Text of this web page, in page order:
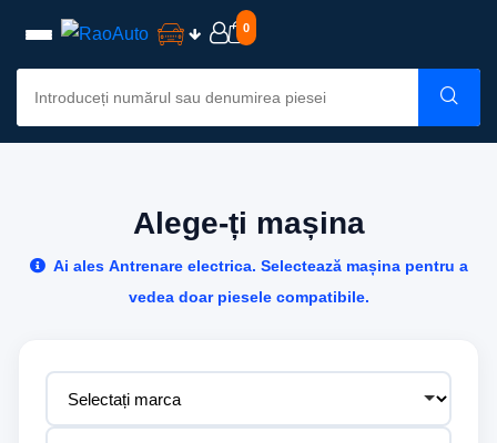
0
Alege-ți mașina
Ai ales Antrenare electrica. Selectează mașina pentru a
vedea doar piesele compatibile.